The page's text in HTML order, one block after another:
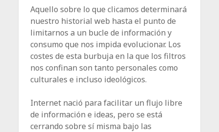
Aquello sobre lo que clicamos determinará
nuestro historial web hasta el punto de
limitarnos a un bucle de información y
consumo que nos impida evolucionar. Los
costes de esta burbuja en la que los filtros
nos confinan son tanto personales como
culturales e incluso ideológicos.
Internet nació para facilitar un flujo libre
de información e ideas, pero se está
cerrando sobre sí misma bajo las